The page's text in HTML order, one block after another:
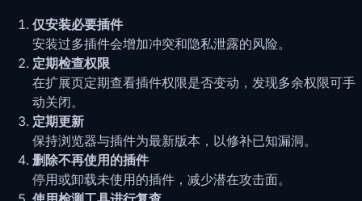
仅安装必要插件
安装过多插件会增加冲突和隐私泄露的风险。
定期检查权限
在扩展页定期查看插件权限是否变动，发现多余权限可手
动关闭。
定期更新
保持浏览器与插件为最新版本，以修补已知漏洞。
删除不再使用的插件
停用或卸载未使用的插件，减少潜在攻击面。